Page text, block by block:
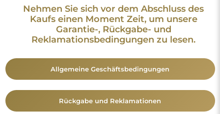
Nehmen Sie sich vor dem Abschluss des
Kaufs einen Moment Zeit, um unsere
Garantie-, Rückgabe- und
Reklamationsbedingungen zu lesen.
Allgemeine Geschäftsbedingungen
Rückgabe und Reklamationen